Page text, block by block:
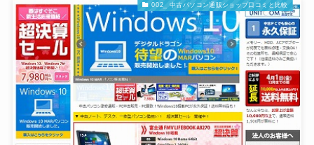
002_ 中古パソコン通販ショップ口コミと比較